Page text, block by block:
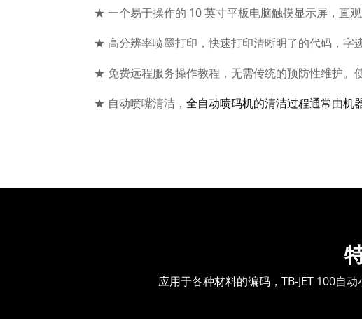
★ 一个易于操作的 10 英寸平板电脑触摸显示屏，直
★高分辨率喷墨打印，快速打印清晰明了的代码，字
★ 免费远程服务操作教程，无需传统的预防性维护。
★ 自动喷嘴清洁，全自动喷码机的清洁过程通常由机
应用于各种材料的编码，TB-JET 100自